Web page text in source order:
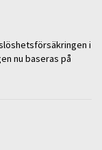
i
nu baseras på